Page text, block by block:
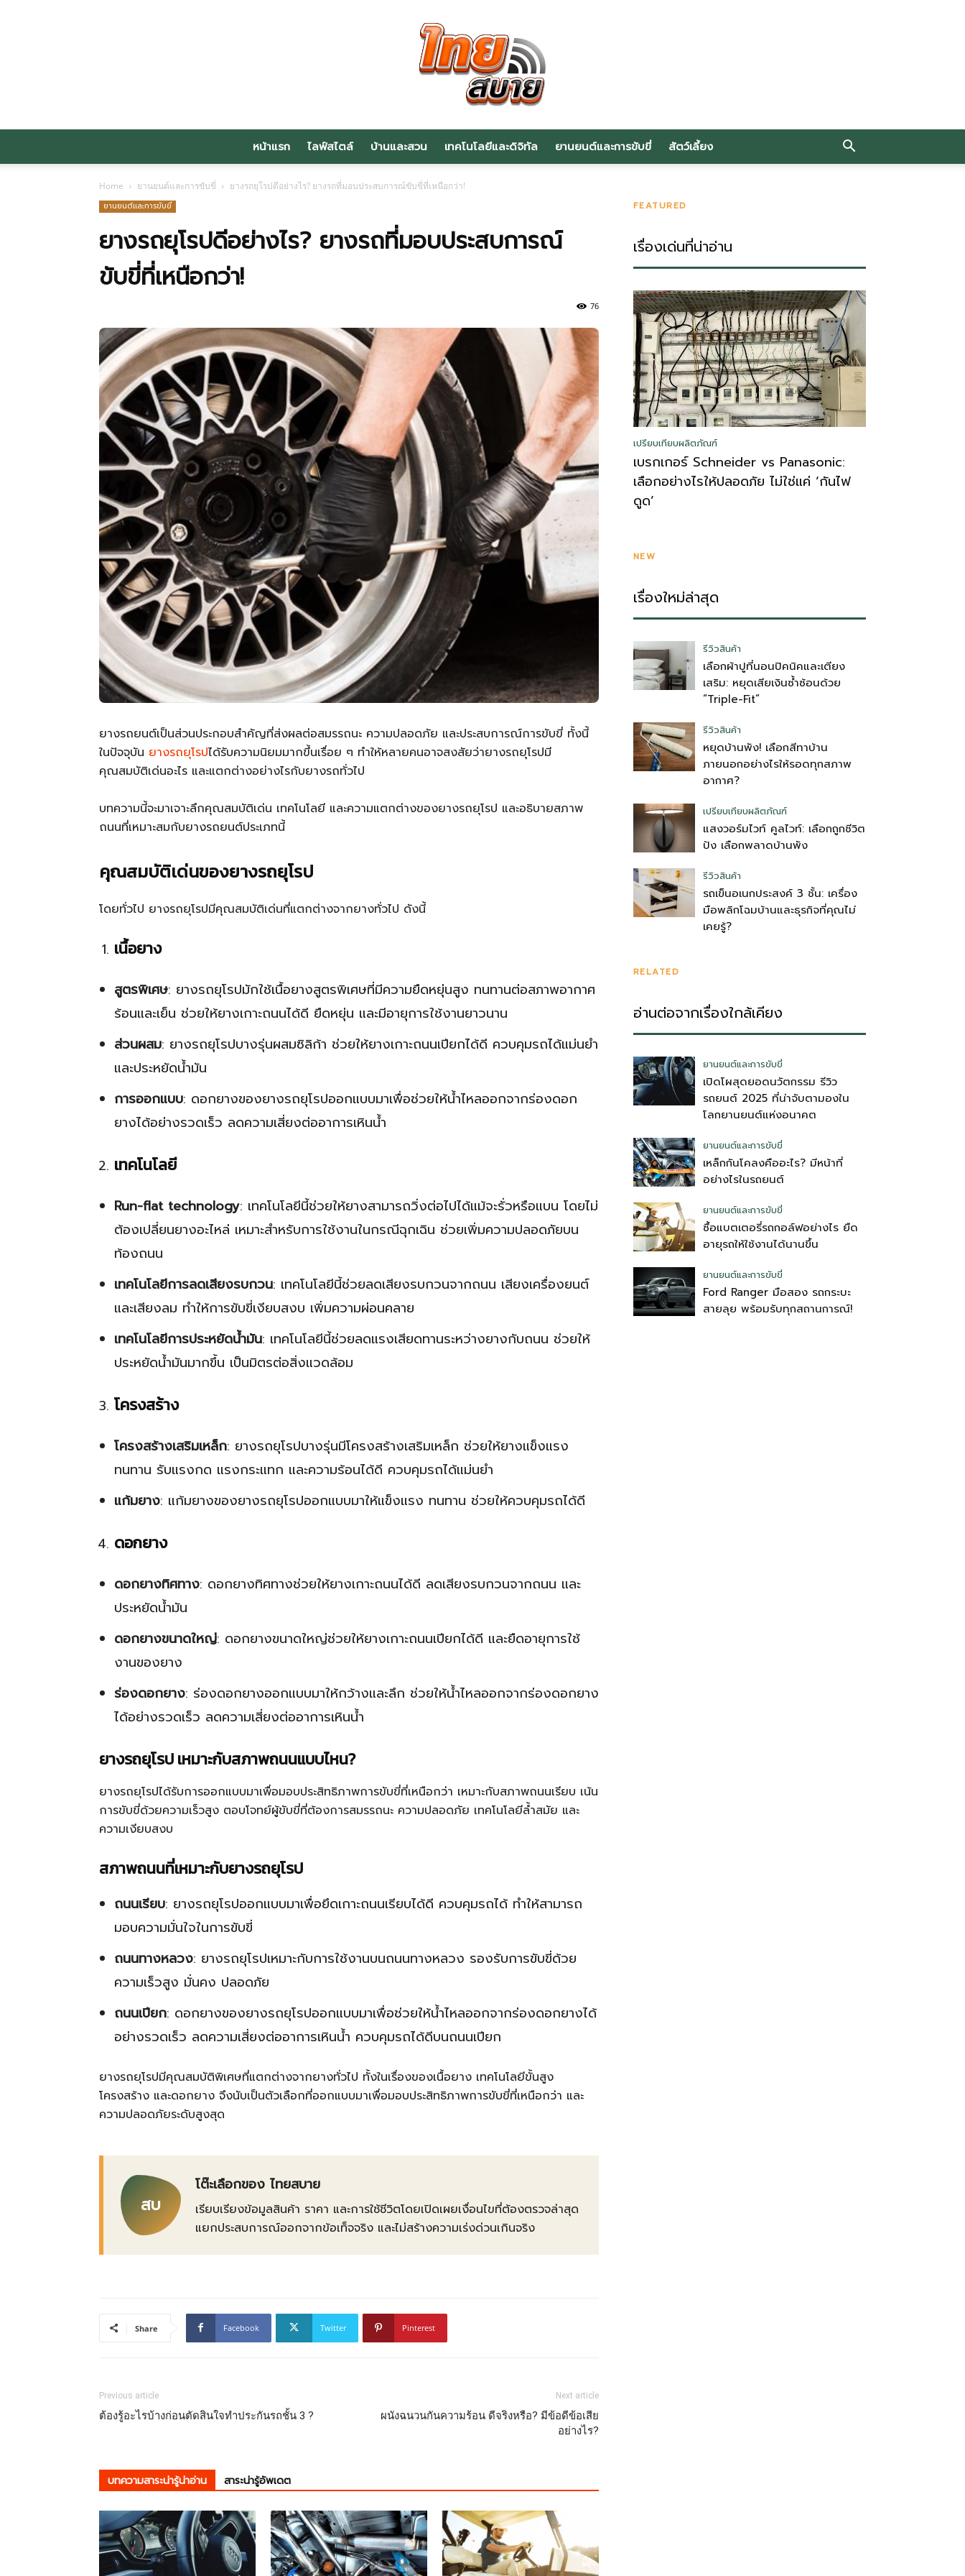
วา
ไร
ไทย
หน้าแรก ไลฟ์สไตล์ บ้านและสวน เทคโนโลยีและดิจิทัล ยานยนต์และการขับขี่ สัตว์เลี้ยง
Home ยานยนต์และการขับขี่ ยางรถยุโรปดีอย่างไร? ยางรถที่มอบประสบการณ์ขับขี่ที่เหนือกว่า!
ยานยนต์และการขับขี่
ยางรถยุโรปดีอย่างไร? ยางรถที่มอบประสบการณ์
ขับขี่ที่เหนือกว่า!
76
ยางรถยนต์เป็นส่วนประกอบสำคัญที่ส่งผลต่อสมรรถนะ ความปลอดภัย และประสบการณ์การขับขี่ ทั้งนี้
ในปัจจุบัน ยางรถยุโรปได้รับความนิยมมากขึ้นเรื่อย ๆ ทำให้หลายคนอาจสงสัยว่ายางรถยุโรปมี
คุณสมบัติเด่นอะไร และแตกต่างอย่างไรกับยางรถทั่วไป
บทความนี้จะมาเจาะลึกคุณสมบัติเด่น เทคโนโลยี และความแตกต่างของยางรถยุโรป และอธิบายสภาพ
ถนนที่เหมาะสมกับยางรถยนต์ประเภทนี้
คุณสมบัติเด่นของยางรถยุโรป
โดยทั่วไป ยางรถยุโรปมีคุณสมบัติเด่นที่แตกต่างจากยางทั่วไป ดังนี้
เนื้อยาง
สูตรพิเศษ: ยางรถยุโรปมักใช้เนื้อยางสูตรพิเศษที่มีความยืดหยุ่นสูง ทนทานต่อสภาพอากาศ
ร้อนและเย็น ช่วยให้ยางเกาะถนนได้ดี ยืดหยุ่น และมีอายุการใช้งานยาวนาน
ส่วนผสม: ยางรถยุโรปบางรุ่นผสมซิลิก้า ช่วยให้ยางเกาะถนนเปียกได้ดี ควบคุมรถได้แม่นยำ
และประหยัดน้ำมัน
การออกแบบ: ดอกยางของยางรถยุโรปออกแบบมาเพื่อช่วยให้น้ำไหลออกจากร่องดอก
ยางได้อย่างรวดเร็ว ลดความเสี่ยงต่ออาการเหินน้ำ
เทคโนโลยี
Run-flat technology: เทคโนโลยีนี้ช่วยให้ยางสามารถวิ่งต่อไปได้แม้จะรั่วหรือแบน โดยไม่
ต้องเปลี่ยนยางอะไหล่ เหมาะสำหรับการใช้งานในกรณีฉุกเฉิน ช่วยเพิ่มความปลอดภัยบน
ท้องถนน
เทคโนโลยีการลดเสียงรบกวน: เทคโนโลยีนี้ช่วยลดเสียงรบกวนจากถนน เสียงเครื่องยนต์
และเสียงลม ทำให้การขับขี่เงียบสงบ เพิ่มความผ่อนคลาย
เทคโนโลยีการประหยัดน้ำมัน: เทคโนโลยีนี้ช่วยลดแรงเสียดทานระหว่างยางกับถนน ช่วยให้
ประหยัดน้ำมันมากขึ้น เป็นมิตรต่อสิ่งแวดล้อม
โครงสร้าง
โครงสร้างเสริมเหล็ก: ยางรถยุโรปบางรุ่นมีโครงสร้างเสริมเหล็ก ช่วยให้ยางแข็งแรง
ทนทาน รับแรงกด แรงกระแทก และความร้อนได้ดี ควบคุมรถได้แม่นยำ
แก้มยาง: แก้มยางของยางรถยุโรปออกแบบมาให้แข็งแรง ทนทาน ช่วยให้ควบคุมรถได้ดี
ดอกยาง
ดอกยางทิศทาง: ดอกยางทิศทางช่วยให้ยางเกาะถนนได้ดี ลดเสียงรบกวนจากถนน และ
ประหยัดน้ำมัน
ดอกยางขนาดใหญ่: ดอกยางขนาดใหญ่ช่วยให้ยางเกาะถนนเปียกได้ดี และยืดอายุการใช้
งานของยาง
ร่องดอกยาง: ร่องดอกยางออกแบบมาให้กว้างและลึก ช่วยให้น้ำไหลออกจากร่องดอกยาง
ได้อย่างรวดเร็ว ลดความเสี่ยงต่ออาการเหินน้ำ
ยางรถยุโรป เหมาะกับสภาพถนนแบบไหน?
ยางรถยุโรปได้รับการออกแบบมาเพื่อมอบประสิทธิภาพการขับขี่ที่เหนือกว่า เหมาะกับสภาพถนนเรียบ เน้น
การขับขี่ด้วยความเร็วสูง ตอบโจทย์ผู้ขับขี่ที่ต้องการสมรรถนะ ความปลอดภัย เทคโนโลยีล้ำสมัย และ
ความเงียบสงบ
สภาพถนนที่เหมาะกับยางรถยุโรป
ถนนเรียบ: ยางรถยุโรปออกแบบมาเพื่อยึดเกาะถนนเรียบได้ดี ควบคุมรถได้ ทำให้สามารถ
มอบความมั่นใจในการขับขี่
ถนนทางหลวง: ยางรถยุโรปเหมาะกับการใช้งานบนถนนทางหลวง รองรับการขับขี่ด้วย
ความเร็วสูง มั่นคง ปลอดภัย
ถนนเปียก: ดอกยางของยางรถยุโรปออกแบบมาเพื่อช่วยให้น้ำไหลออกจากร่องดอกยางได้
อย่างรวดเร็ว ลดความเสี่ยงต่ออาการเหินน้ำ ควบคุมรถได้ดีบนถนนเปียก
ยางรถยุโรปมีคุณสมบัติพิเศษที่แตกต่างจากยางทั่วไป ทั้งในเรื่องของเนื้อยาง เทคโนโลยีขั้นสูง
โครงสร้าง และดอกยาง จึงนับเป็นตัวเลือกที่ออกแบบมาเพื่อมอบประสิทธิภาพการขับขี่ที่เหนือกว่า และ
ความปลอดภัยระดับสูงสุด
สบ
โต๊ะเลือกของ ไทยสบาย
เรียบเรียงข้อมูลสินค้า ราคา และการใช้ชีวิตโดยเปิดเผยเงื่อนไขที่ต้องตรวจล่าสุด
แยกประสบการณ์ออกจากข้อเท็จจริง และไม่สร้างความเร่งด่วนเกินจริง
Share Facebook Twitter Pinterest
Previous article
ต้องรู้อะไรบ้างก่อนตัดสินใจทำประกันรถชั้น 3 ?
Next article
ผนังฉนวนกันความร้อน ดีจริงหรือ? มีข้อดีข้อเสีย
อย่างไร?
บทความสาระน่ารู้น่าอ่าน สาระน่ารู้อัพเดต
FEATURED
เรื่องเด่นที่น่าอ่าน
เปรียบเทียบผลิตภัณฑ์
เบรกเกอร์ Schneider vs Panasonic:
เลือกอย่างไรให้ปลอดภัย ไม่ใช่แค่ ‘กันไฟ
ดูด’
NEW
เรื่องใหม่ล่าสุด
รีวิวสินค้า
เลือกผ้าปูที่นอนปิคนิคและเตียง
เสริม: หยุดเสียเงินซ้ำซ้อนด้วย
“Triple-Fit”
รีวิวสินค้า
หยุดบ้านพัง! เลือกสีทาบ้าน
ภายนอกอย่างไรให้รอดทุกสภาพ
อากาศ?
เปรียบเทียบผลิตภัณฑ์
แสงวอร์มไวท์ คูลไวท์: เลือกถูกชีวิต
ปัง เลือกพลาดบ้านพัง
รีวิวสินค้า
รถเข็นอเนกประสงค์ 3 ชั้น: เครื่อง
มือพลิกโฉมบ้านและธุรกิจที่คุณไม่
เคยรู้?
RELATED
อ่านต่อจากเรื่องใกล้เคียง
ยานยนต์และการขับขี่
เปิดโผสุดยอดนวัตกรรม รีวิว
รถยนต์ 2025 ที่น่าจับตามองใน
โลกยานยนต์แห่งอนาคต
ยานยนต์และการขับขี่
เหล็กกันโคลงคืออะไร? มีหน้าที่
อย่างไรในรถยนต์
ยานยนต์และการขับขี่
ซื้อแบตเตอรี่รถกอล์ฟอย่างไร ยืด
อายุรถให้ใช้งานได้นานขึ้น
ยานยนต์และการขับขี่
Ford Ranger มือสอง รถกระบะ
สายลุย พร้อมรับทุกสถานการณ์!